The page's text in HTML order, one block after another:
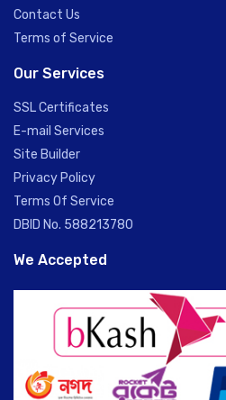
Contact Us
Terms of Service
Our Services
SSL Certificates
E-mail Services
Site Builder
Privacy Policy
Terms Of Service
DBID No. 588213780
We Accepted